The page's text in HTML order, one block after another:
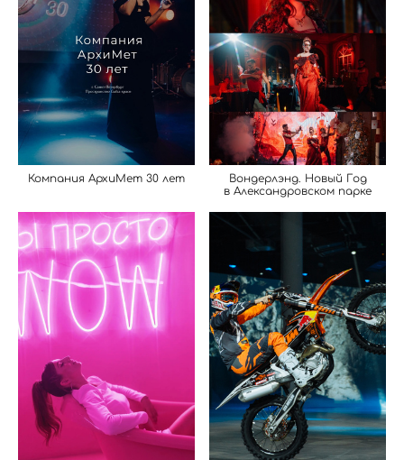
Компания АрхиМет 30 лет
Вондерлэнд. Новый Год
в Александровском парке